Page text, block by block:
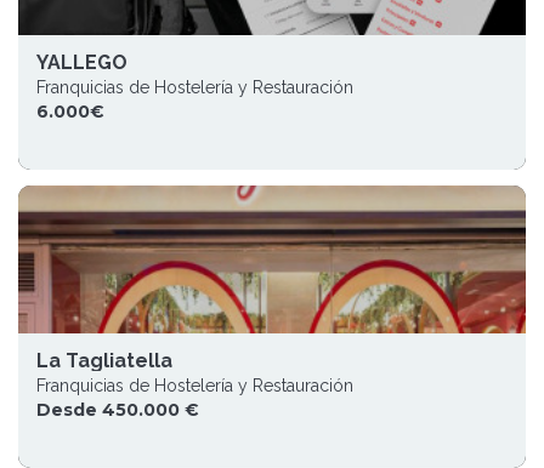
YALLEGO
Franquicias de Hostelería y Restauración
6.000€
La Tagliatella
Franquicias de Hostelería y Restauración
Desde 450.000 €